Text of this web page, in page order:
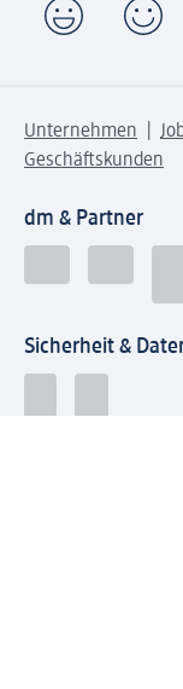
Unternehmen
Geschäftskunden
dm & Partner
Sicherheit &